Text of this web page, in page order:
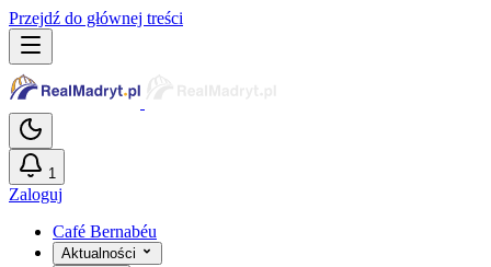
Przejdź do głównej treści
1
Zaloguj
Café Bernabéu
Aktualności